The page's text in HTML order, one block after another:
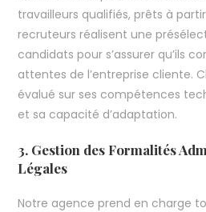
travailleurs qualifiés, prêts à
recruteurs réalisent une
candidats pour s’assurer qu’ils
attentes de l’entreprise cliente.
évalué sur ses compétences
et sa capacité d’adaptation.
3. Gestion des Formalités
Légales
Notre agence prend en charge